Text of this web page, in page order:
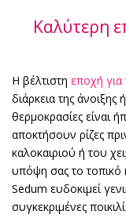
Καλύτερη
Η βέλτιστη εποχή
διάρκεια της
θερμοκρασίες είναι
αποκτήσουν ρίζες
καλοκαιριού ή του
υπόψη σας το τοπικό
Sedum ευδοκιμεί
συγκεκριμένες